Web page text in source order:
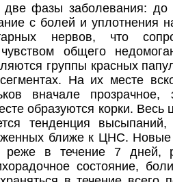
фазы заболевания: до
с болей и уплотнения
нервов, что
общего
группы красных
На их месте
вначале прозрачное,
образуются корки. Весь
тенденция
ближе к ЦНС.
в течение 7 дней,
состояние,